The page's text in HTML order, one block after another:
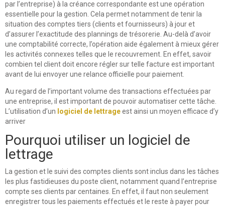
par l’entreprise) à la créance correspondante est une opération
essentielle pour la gestion. Cela permet notamment de tenir la
situation des comptes tiers (clients et fournisseurs) à jour et
d’assurer l’exactitude des plannings de trésorerie. Au-delà d’avoir
une comptabilité correcte, l’opération aide également à mieux gérer
les activités connexes telles que le recouvrement. En effet, savoir
combien tel client doit encore régler sur telle facture est important
avant de lui envoyer une relance officielle pour paiement.
Au regard de l’important volume des transactions effectuées par
une entreprise, il est important de pouvoir automatiser cette tâche.
L’utilisation d’un logiciel de lettrageest ainsi un moyen efficace d’y
arriver
Pourquoi utiliser un logiciel de
lettrage
La gestion et le suivi des comptes clients sont inclus dans les tâches
les plus fastidieuses du poste client, notamment quand l’entreprise
compte ses clients par centaines. En effet, il faut non seulement
enregistrer tous les paiements effectués et le reste à payer pour